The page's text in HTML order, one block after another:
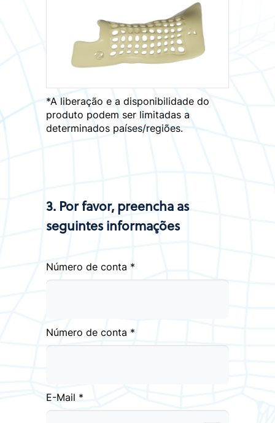
*A liberação e a disponibilidade do
produto podem ser limitadas a
determinados países/regiões.
3. Por favor, preencha as
seguintes informações
Número de conta *
Número de conta *
E-Mail *